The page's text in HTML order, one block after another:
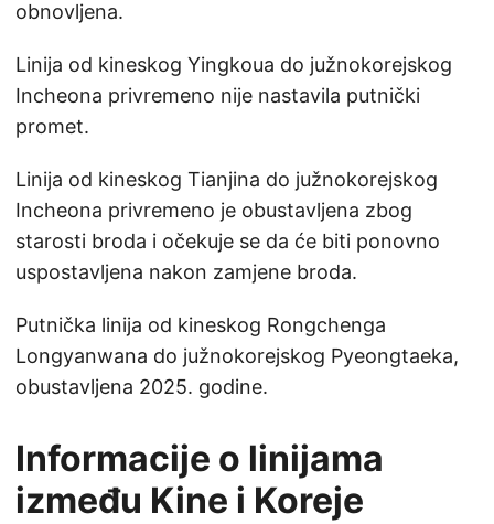
obnovljena.
Linija od kineskog Yingkoua do južnokorejskog
Incheona privremeno nije nastavila putnički
promet.
Linija od kineskog Tianjina do južnokorejskog
Incheona privremeno je obustavljena zbog
starosti broda i očekuje se da će biti ponovno
uspostavljena nakon zamjene broda.
Putnička linija od kineskog Rongchenga
Longyanwana do južnokorejskog Pyeongtaeka,
obustavljena 2025. godine.
Informacije o linijama
između Kine i Koreje